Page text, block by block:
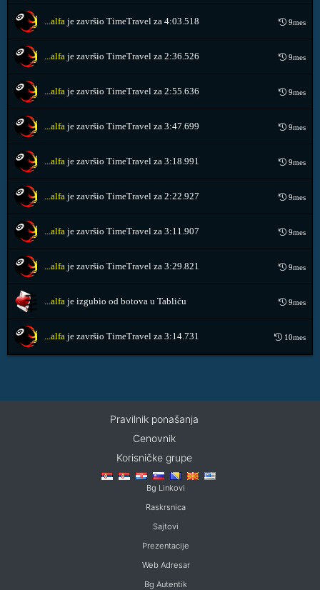
...alfa je završio TimeTravel za 4:03.518 9mes
...alfa je završio TimeTravel za 2:36.526 9mes
...alfa je završio TimeTravel za 2:55.636 9mes
...alfa je završio TimeTravel za 3:47.699 9mes
...alfa je završio TimeTravel za 3:18.991 9mes
...alfa je završio TimeTravel za 2:22.927 9mes
...alfa je završio TimeTravel za 3:11.907 9mes
...alfa je završio TimeTravel za 3:29.821 9mes
...alfa je izgubio od botova u Tabliću 9mes
...alfa je završio TimeTravel za 3:14.731 10mes
Pravilnik ponašanja
Cenovnik
Korisničke grupe
Bg Linkovi
Raskrsnica
Sajtovi
Prezentacije
Web Adresar
Bg Autentik